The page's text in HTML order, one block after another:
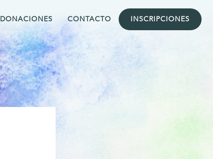
DONACIONES CONTACTO INSCRIPCIONES